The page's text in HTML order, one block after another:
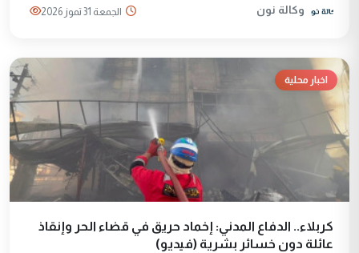
وكالة نون الجمعة 31 تموز 2026
اخبار محلية
كربلاء.. الدفاع المدني: إخماد حريق في قضاء الحر وإنقاذ
عائلة دون خسائر بشرية (فيديو)